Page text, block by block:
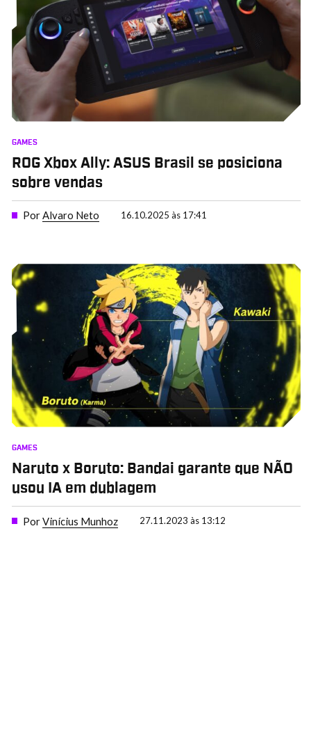
GAMES
ROG Xbox Ally: ASUS Brasil se posiciona
sobre vendas
PorAlvaro Neto 16.10.2025 às 17:41
GAMES
Naruto x Boruto: Bandai garante que NÃO
usou IA em dublagem
PorVinícius Munhoz 27.11.2023 às 13:12